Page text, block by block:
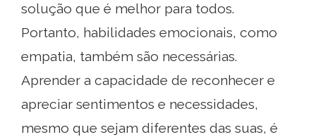
solução que é melhor para todos.
Portanto, habilidades emocionais, como
empatia, também são necessárias.
Aprender a capacidade de reconhecer e
apreciar sentimentos e necessidades,
mesmo que sejam diferentes das suas, é